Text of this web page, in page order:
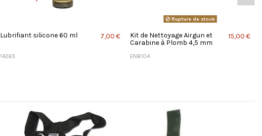
Lubrifiant silicone 60 ml
14265
7,00 €
Rupture de stock
Kit de Nettoyage Airgun et
Carabine à Plomb 4,5 mm
EN8104
15,00 €